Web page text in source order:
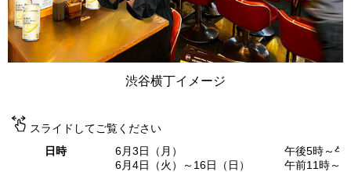
渋谷横丁イメージ
スライドしてご覧ください
日時
6月3日（月）
6月4日（火）～16日（日）
午後5時～午
午前11時～